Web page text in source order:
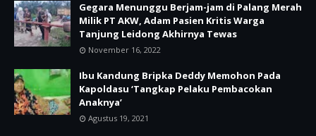
Gegara Menunggu Berjam-jam di Palang Merah
Milik PT AKW, Adam Pasien Kritis Warga
Tanjung Leidong Akhirnya Tewas
November 16, 2022
Ibu Kandung Bripka Deddy Memohon Pada
Kapoldasu ‘Tangkap Pelaku Pembacokan
Anaknya’
Agustus 19, 2021